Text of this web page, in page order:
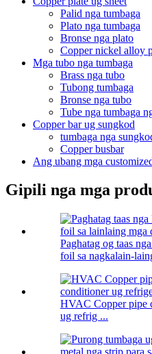
Palid nga tumbaga
Plato nga tumbaga
Bronse nga plato
Copper nickel alloy
Mga tubo nga tumbaga
Brass nga tubo
Tubong tumbaga
Bronse nga tubo
Tube nga tumbaga
Copper bar ug sungkod
tumbaga nga
Copper busbar
Ang ubang mga
Gipili nga mga
Paghatag og taas
foil sa nagkalain-
HVAC Copper pipe
ug refrig ...